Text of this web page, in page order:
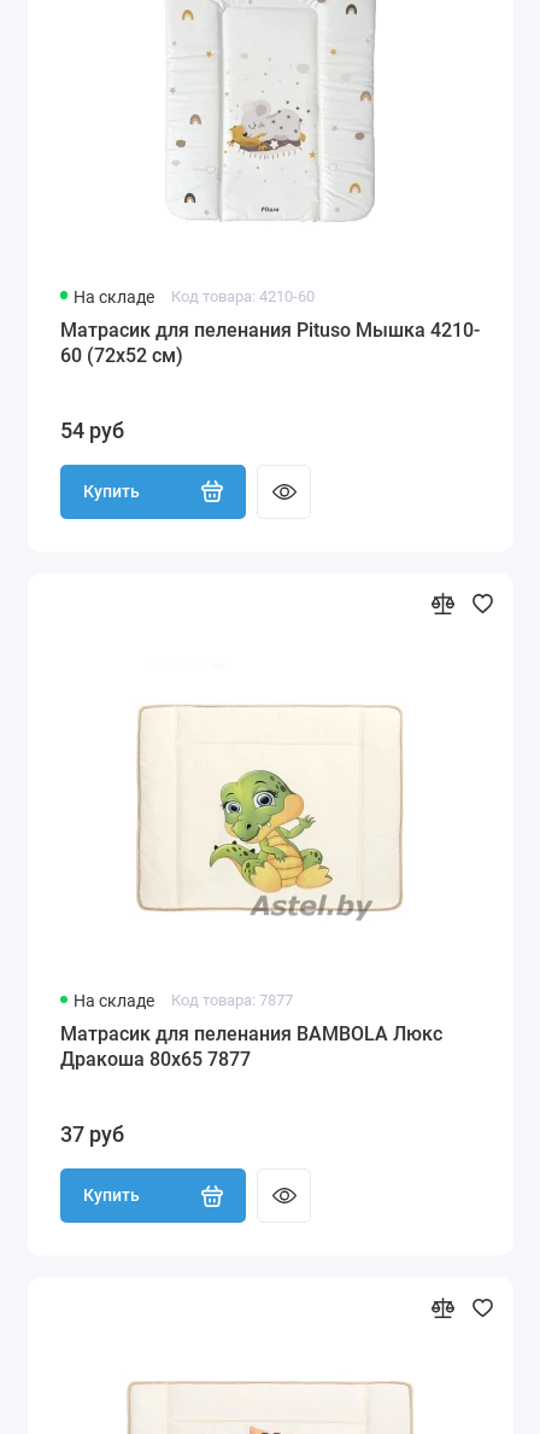
На складе Код товара: 4210-60
Матрасик для пеленания Pituso Мышка 4210-
60 (72х52 см)
54 руб
Купить
На складе Код товара: 7877
Матрасик для пеленания BAMBOLA Люкс
Дракоша 80х65 7877
37 руб
Купить